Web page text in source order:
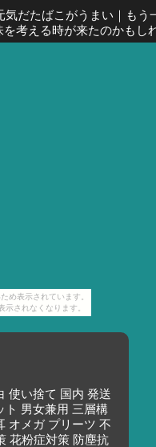
め表示されています。
されなくなります。
気だたばこがうまい ｜ もう
考える時が来たのかもし
使い捨て 国内 発送
ト 男女兼用 三層構
オメガ プリーツ 不
花粉症対策 防塵抗